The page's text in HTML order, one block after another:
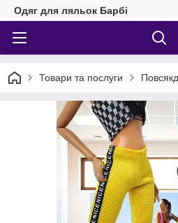
Одяг для ляльок Барбі
Товари та послуги